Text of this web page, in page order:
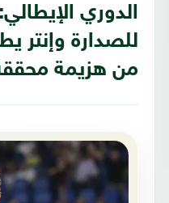
الدوري
للصدارة وإنتر
من هزيمة